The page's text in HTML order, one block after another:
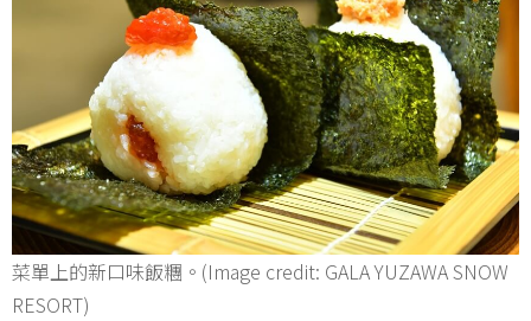
菜單上的新口味飯糰。(Image credit: GALA YUZAWA SNOW
RESORT)